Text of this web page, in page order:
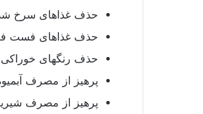
حذف غذاهای سرخ
حذف غذاهای فست
حذف رنگهای
پرهیز از مصرف
پرهیز از مصرف